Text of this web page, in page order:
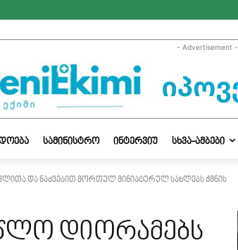
- Advertisement -
ᲡᲐᲛᲘᲜᲘᲡᲢᲠᲝ ᲘᲜᲢᲔᲠᲕᲘᲣ ᲡᲮᲕᲐ-ᲐᲛᲑᲔᲑᲘ
და ნაძვებით მორთულ მინიატურულ სახლებს ქმნის
დიორამებს